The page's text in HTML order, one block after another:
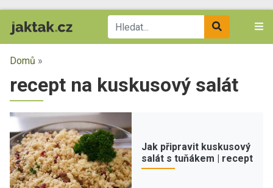
Domů »
recept na kuskusový salát
Jak připravit kuskusový
salát s tuňákem | recept